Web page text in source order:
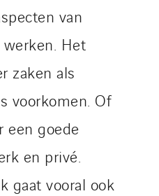
van
Het
zaken als
voorkomen. Of
een goede
en privé.
gaat vooral ook